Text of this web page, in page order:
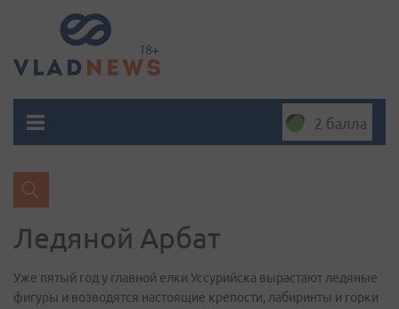
2 балла
Ледяной Арбат
Уже пятый год у главной елки Уссурийска вырастают ледяные
фигуры и возводятся настоящие крепости, лабиринты и горки